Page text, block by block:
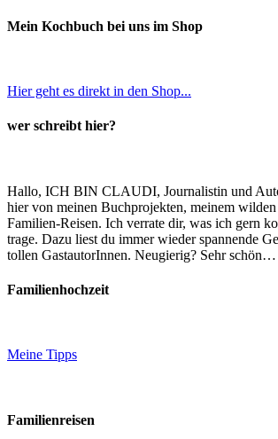
Mein Kochbuch bei uns im Shop
Hier geht es direkt in den Shop...
wer schreibt hier?
Hallo, ICH BIN CLAUDI, Journalistin und
hier von meinen Buchprojekten, meinem
Familien-Reisen. Ich verrate dir, was ich gern
trage. Dazu liest du immer wieder spannende
tollen GastautorInnen. Neugierig? Sehr schön…
Familienhochzeit
Meine Tipps
Familienreisen